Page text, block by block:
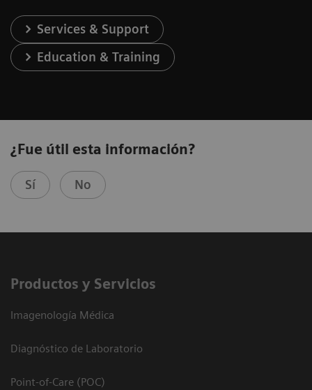
Services & Support
Education & Training
¿Fue útil esta información?
Sí No
Productos y Servicios
Imagenología Médica
Diagnóstico de Laboratorio
Point-of-Care (POC)